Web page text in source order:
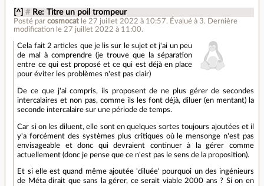
[^] # Re: Titre un poil trompeur
Posté parcosmocat le 27 juillet 2022 à 10:57. Évalué à 3. Dernière
modification le 27 juillet 2022 à 11:00.
Cela fait 2 articles que je lis sur le sujet et j'ai un peu
de mal à comprendre (je trouve que la séparation
entre ce qui est proposé et ce qui est déjà en place
pour éviter les problèmes n'est pas clair)
De ce que j'ai compris, ils proposent de ne plus gérer de secondes
intercalaires et non pas, comme ils les font déjà, diluer (en mentant) la
seconde intercalaire sur une période de temps.
Car si on les diluent, elle sont en quelques sortes toujours ajoutées et il
y'a forcément des systèmes plus critiques où le mensonge n'est pas
envisageable et donc qui devraient continuer à la gérer comme
actuellement (donc je pense que ce n'est pas le sens de la proposition).
Et si elle est quand même ajoutée 'diluée' pourquoi un des ingénieurs
de Méta dirait que sans la gérer, ce serait viable 2000 ans ? Si on en